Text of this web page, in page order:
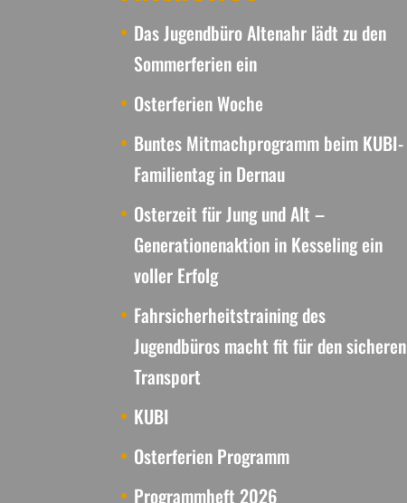
Das Jugendbüro Altenahr lädt zu den
Sommerferien ein
Osterferien Woche
Buntes Mitmachprogramm beim KUBI-
Familientag in Dernau
Osterzeit für Jung und Alt –
Generationenaktion in Kesseling ein
voller Erfolg
Fahrsicherheitstraining des
Jugendbüros macht fit für den sicheren
Transport
KUBI
Osterferien Programm
Programmheft 2026